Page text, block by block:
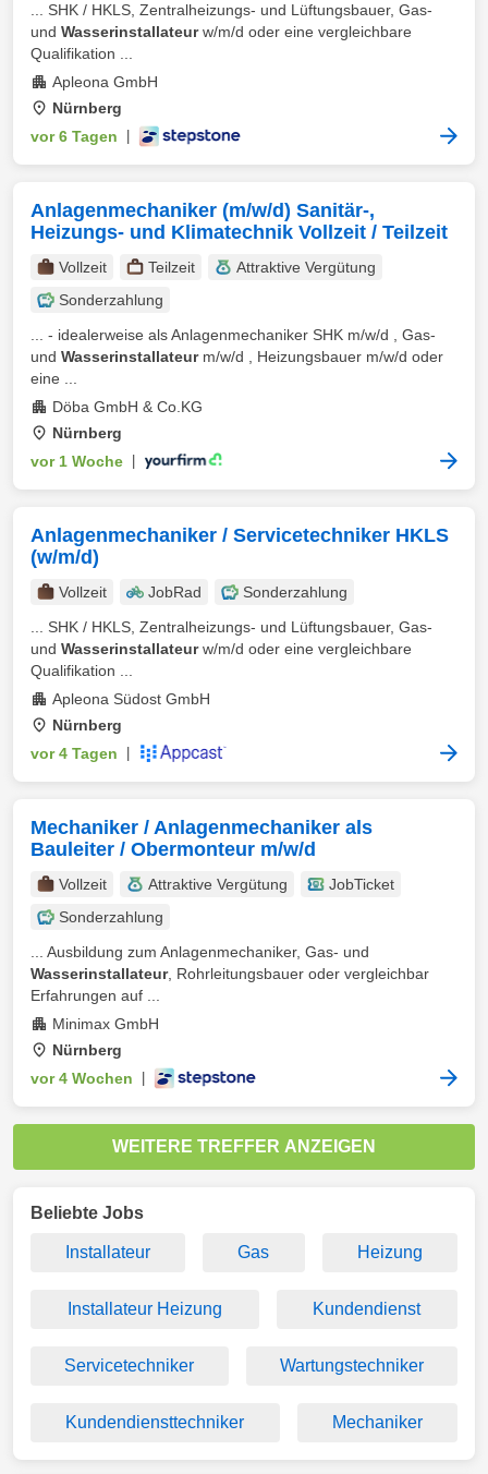
... SHK / HKLS, Zentralheizungs- und Lüftungsbauer, Gas-
und Wasserinstallateurw/m/d oder eine vergleichbare
Qualifikation ...
Apleona GmbH
Nürnberg
vor 6 Tagen
Anlagenmechaniker (m/w/d) Sanitär-,
Heizungs- und Klimatechnik Vollzeit / Teilzeit
Vollzeit Teilzeit
Attraktive Vergütung
Sonderzahlung
... - idealerweise als Anlagenmechaniker SHK m/w/d , Gas-
und Wasserinstallateurm/w/d , Heizungsbauer m/w/d oder
eine ...
Döba GmbH & Co.KG
Nürnberg
vor 1 Woche
Anlagenmechaniker / Servicetechniker HKLS
(w/m/d)
Vollzeit JobRad
Sonderzahlung
... SHK / HKLS, Zentralheizungs- und Lüftungsbauer, Gas-
und Wasserinstallateurw/m/d oder eine vergleichbare
Qualifikation ...
Apleona Südost GmbH
Nürnberg
vor 4 Tagen
Mechaniker / Anlagenmechaniker als
Bauleiter / Obermonteur m/w/d
Vollzeit Attraktive Vergütung
JobTicket
Sonderzahlung
... Ausbildung zum Anlagenmechaniker, Gas- und
Wasserinstallateur, Rohrleitungsbauer oder vergleichbar
Erfahrungen auf ...
Minimax GmbH
Nürnberg
vor 4 Wochen
WEITERE TREFFER ANZEIGEN
Beliebte Jobs
Installateur Gas Heizung
Installateur Heizung Kundendienst
Servicetechniker Wartungstechniker
Kundendiensttechniker Mechaniker